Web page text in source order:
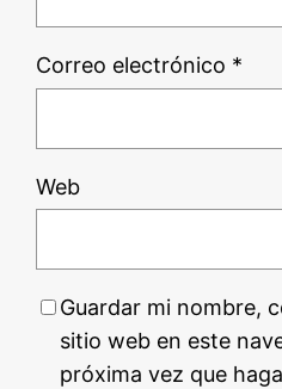
Correo electrónico *
Web
Guardar mi nombre,
sitio web en este
próxima vez que